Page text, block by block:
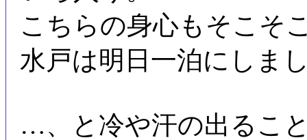
こちらの身心もそこそ
水戸は明日一泊にしま
…、と冷や汗の出るこ